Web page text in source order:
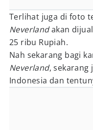
Terlihat juga di foto
Neverlandakan
25 ribu Rupiah.
Nah sekarang bagi
Neverland, sekarang
Indonesia dan